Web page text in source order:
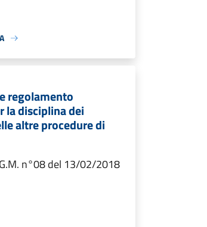
regolamento
la disciplina dei
altre procedure di
n°08 del 13/02/2018